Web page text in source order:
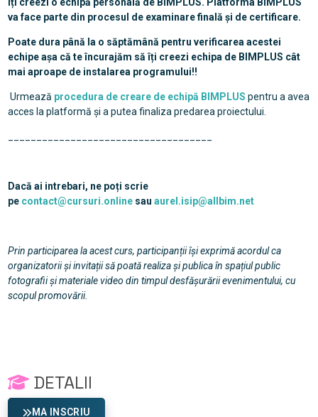
va face parte din procesul de examinare finală și de certificare.
Poate dura până la o săptămână pentru verificarea acestei
echipe așa că te încurajăm să îți creezi echipa de BIMPLUS cât
mai aproape de instalarea programului!!
Urmează procedura de creare de echipă BIMPLUS pentru a avea
acces la platformă și a putea finaliza predarea proiectului.
Dacă ai intrebari, ne poți scrie
pe contact@cursuri.onlinesau aurel.isip@allbim.net
Prin participarea la acest curs, participanții își exprimă acordul ca
organizatorii și invitații să poată realiza și publica în spațiul public
fotografii și materiale video din timpul desfășurării evenimentului, cu
scopul promovării.
DETALII
MA INSCRIU